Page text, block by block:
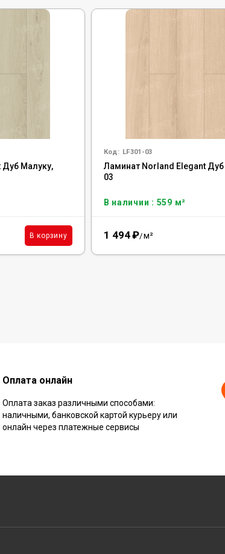
Дуб Малуку,
В корзину
Код: LF301-03
Ламинат Norland Elegant
03
В наличии : 559 м²
1 494₽/м²
Оплата онлайн
Оплата заказ различными способами:
наличными, банковской картой курьеру или
онлайн через платежные сервисы